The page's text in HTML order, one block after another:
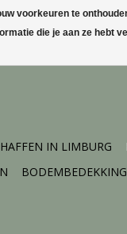
IN LIMBURG
BODEMBEDEKKING
voorkeuren te
die je aan ze hebt